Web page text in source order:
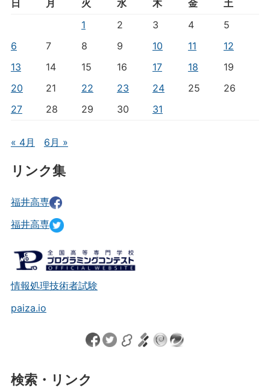
日 月 火 水 木 金
土
1
2 3 4
5
6
7 8 9 10 11
12
13
14 15 16 17 18
19
20
21 22 23 24 25
26
27
28 29 30 31
« 4月 6月 »
リンク集
福井高専
福井高専
情報処理技術者試験
paiza.io
検索・リンク